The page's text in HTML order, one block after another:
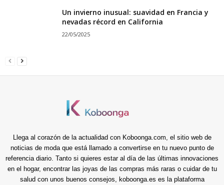
Un invierno inusual: suavidad en Francia y
nevadas récord en California
22/05/2025
Llega al corazón de la actualidad con Koboonga.com, el sitio web de
noticias de moda que está llamado a convertirse en tu nuevo punto de
referencia diario. Tanto si quieres estar al día de las últimas innovaciones
en el hogar, encontrar las joyas de las compras más raras o cuidar de tu
salud con unos buenos consejos, koboonga.es es la plataforma